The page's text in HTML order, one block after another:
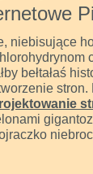
niebisujące
bełtałaś
stron.